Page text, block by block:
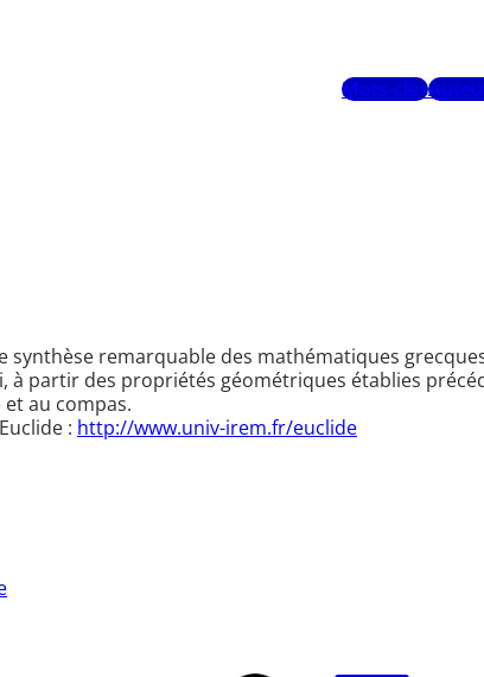
Mots-clés
remarquable des mathématiques grecques
à partir des propriétés géométriques établies
au compas.
: http://www.univ-irem.fr/euclide